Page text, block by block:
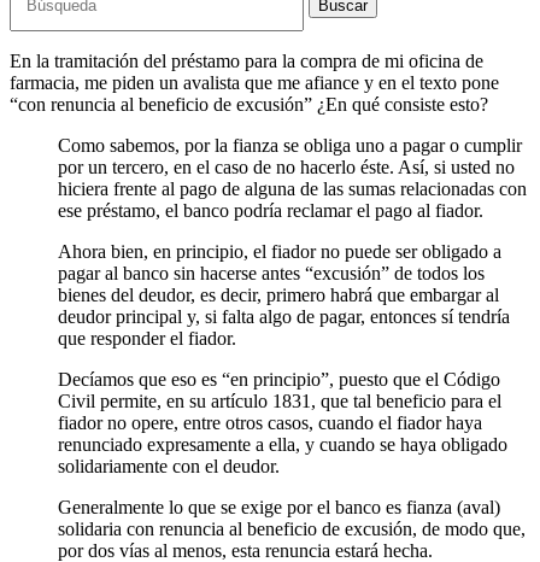
En la tramitación del préstamo para la compra de mi oficina de
farmacia, me piden un avalista que me afiance y en el texto pone
“con renuncia al beneficio de excusión” ¿En qué consiste esto?
Como sabemos, por la fianza se obliga uno a pagar o cumplir
por un tercero, en el caso de no hacerlo éste. Así, si usted no
hiciera frente al pago de alguna de las sumas relacionadas con
ese préstamo, el banco podría reclamar el pago al fiador.
Ahora bien, en principio, el fiador no puede ser obligado a
pagar al banco sin hacerse antes “excusión” de todos los
bienes del deudor, es decir, primero habrá que embargar al
deudor principal y, si falta algo de pagar, entonces sí tendría
que responder el fiador.
Decíamos que eso es “en principio”, puesto que el Código
Civil permite, en su artículo 1831, que tal beneficio para el
fiador no opere, entre otros casos, cuando el fiador haya
renunciado expresamente a ella, y cuando se haya obligado
solidariamente con el deudor.
Generalmente lo que se exige por el banco es fianza (aval)
solidaria con renuncia al beneficio de excusión, de modo que,
por dos vías al menos, esta renuncia estará hecha.